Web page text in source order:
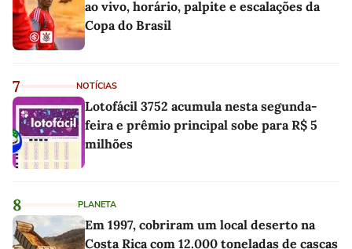
ao vivo, horário, palpite e escalações da
Copa do Brasil
7 NOTÍCIAS
Lotofácil 3752 acumula nesta segunda-
feira e prêmio principal sobe para R$ 5
milhões
8 PLANETA
Em 1997, cobriram um local deserto na
Costa Rica com 12.000 toneladas de cascas